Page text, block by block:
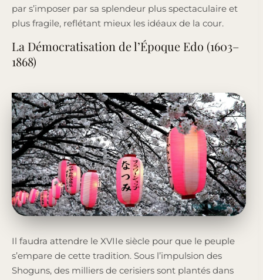
par s’imposer par sa splendeur plus spectaculaire et
plus fragile, reflétant mieux les idéaux de la cour.
La Démocratisation de l’Époque Edo (1603–
1868)
Il faudra attendre le XVIIe siècle pour que le peuple
s’empare de cette tradition. Sous l’impulsion des
Shoguns, des milliers de cerisiers sont plantés dans